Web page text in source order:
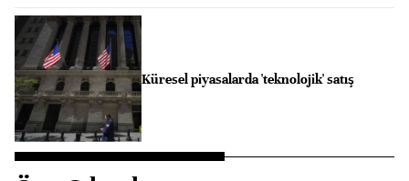
Küresel piyasalarda 'teknolojik' satış